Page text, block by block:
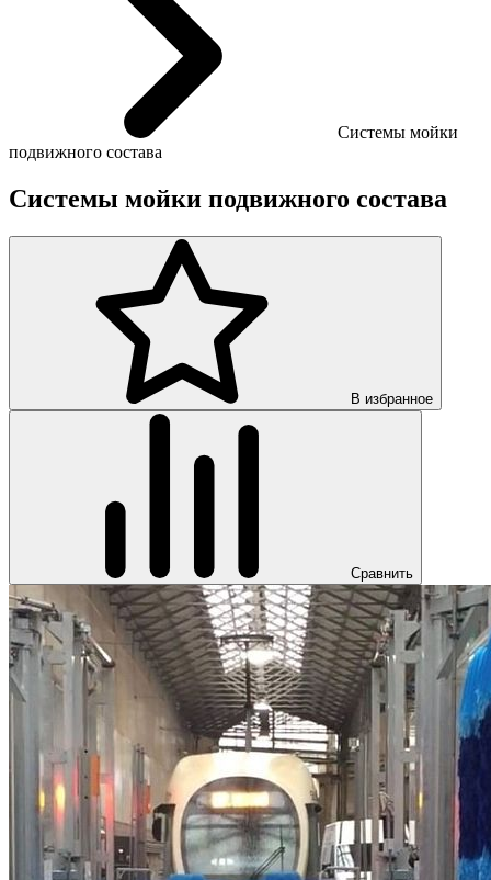
Системы мойки
подвижного состава
Системы мойки подвижного состава
В избранное
Сравнить